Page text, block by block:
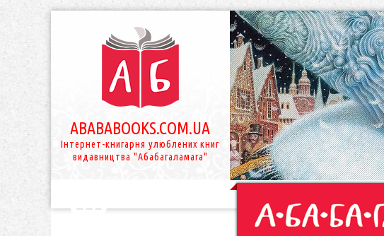
ABABABOOKS.COM.UA
Інтернет-книгарня улюблених книг
видавництва "Абабагаламага"